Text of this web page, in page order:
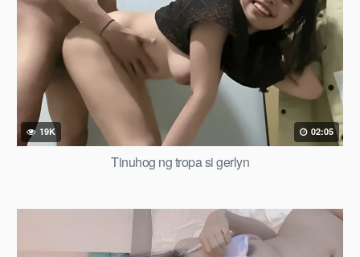
19K 02:05
Tinuhog ng tropa si gerlyn